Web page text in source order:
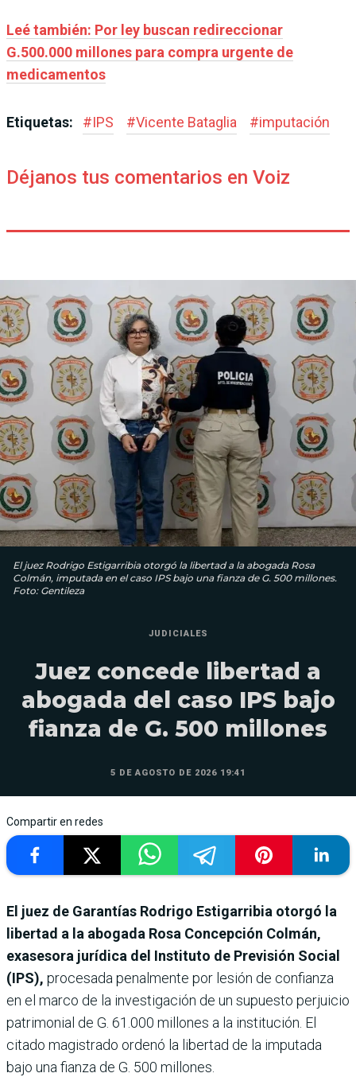
Leé también: Por ley buscan redireccionar
G.500.000 millones para compra urgente de
medicamentos
Etiquetas: #IPS #Vicente Bataglia #imputación
Déjanos tus comentarios en Voiz
El juez Rodrigo Estigarribia otorgó la libertad a la abogada Rosa
Colmán, imputada en el caso IPS bajo una fianza de G. 500 millones.
Foto: Gentileza
JUDICIALES
Juez concede libertad a
abogada del caso IPS bajo
fianza de G. 500 millones
5 DE AGOSTO DE 2026 19:41
Compartir en redes
El juez de Garantías Rodrigo Estigarribia otorgó la
libertad a la abogada Rosa Concepción Colmán,
exasesora jurídica del Instituto de Previsión Social
(IPS), procesada penalmente por lesión de confianza
en el marco de la investigación de un supuesto perjuicio
patrimonial de G. 61.000 millones a la institución. El
citado magistrado ordenó la libertad de la imputada
bajo una fianza de G. 500 millones.